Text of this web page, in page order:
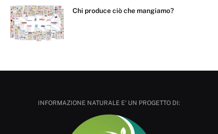
Chi produce ciò che mangiamo?
INFORMAZIONE NATURALE E' UN PROGETTO DI: